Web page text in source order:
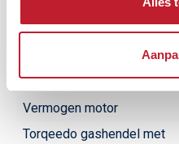
Uitrusting
Model motor
Vermogen motor
Torqeedo gashendel met